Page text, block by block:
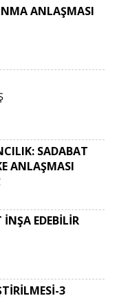
ANLAŞMASI
SADABAT
ANLAŞMASI
İNŞA EDEBİLİR
3